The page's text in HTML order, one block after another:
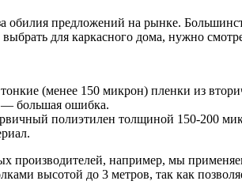
обилия предложений на рынке.
для каркасного дома, нужно
(менее 150 микрон) пленки из
— большая ошибка.
полиэтилен толщиной 150-200
производителей, например, мы
высотой до 3 метров, так как